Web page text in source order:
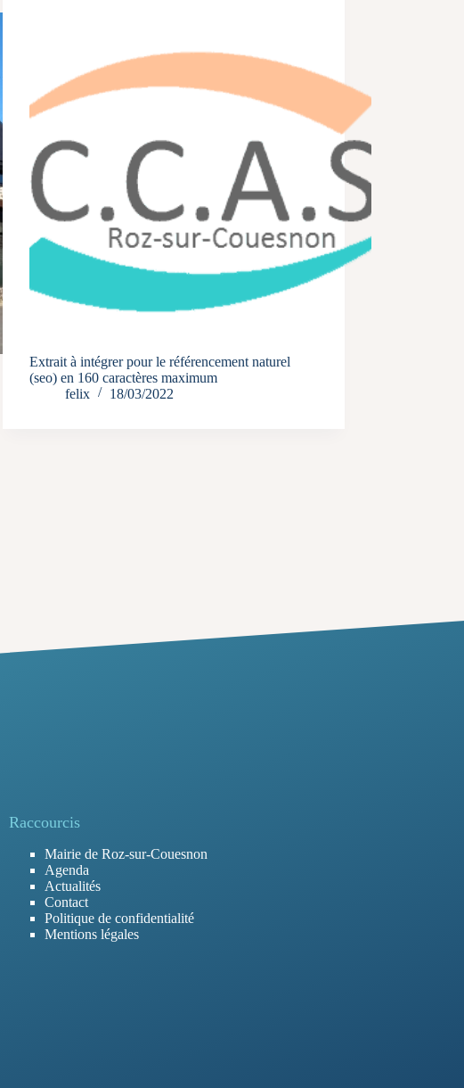
Extrait à intégrer pour le référencement naturel
(seo) en 160 caractères maximum
felix
18/03/2022
Raccourcis
Mairie de Roz-sur-Couesnon
Agenda
Actualités
Contact
Politique de confidentialité
Mentions légales